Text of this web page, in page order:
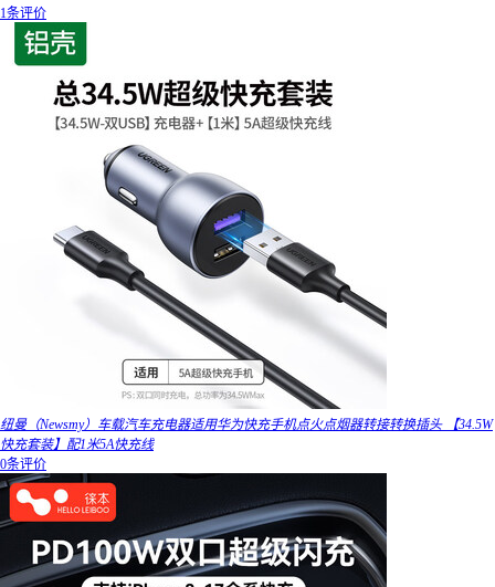
1条评价
纽曼（Newsmy）车载汽车充电器适用华为快充手机点火点烟器转接转换插头 【34.5W
快充套装】配1米5A快充线
0条评价